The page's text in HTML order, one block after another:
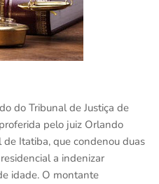
do Tribunal de Justiça de
pelo juiz Orlando
de Itatiba, que condenou duas
a indenizar
idade. O montante